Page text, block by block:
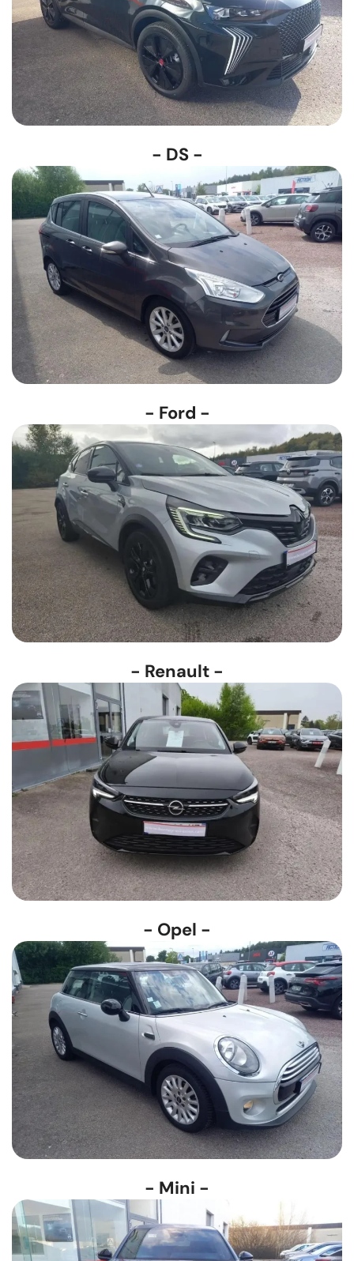
- DS -
- Ford -
- Renault -
- Opel -
- Mini -